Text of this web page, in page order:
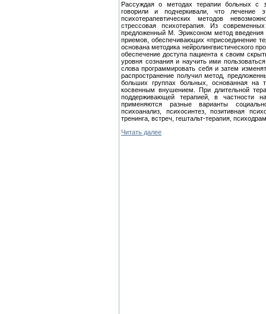
Рассуждая о методах терапии больных с
говорили и подчерки­вали, что лечение
психотерапевтических методов
стрессовая психотерапия. Из
предложенный М. Эриксоном ме­тод
приемов, обеспечивающих «присоединение
основана методика нейролингвистического
обеспечение доступа пациента к своим
уровня сознания и научить ими
слова программировать себя и затем
рас­пространение получил метод,
больших группах больных, основанная на
косвенным внушением. При длитель­ной
поддерживающей терапией, в частности
применяются разные варианты
психоанализ, психосинтез, позитивная
тренинга, встреч, гештальт-терапия,
Читать далее